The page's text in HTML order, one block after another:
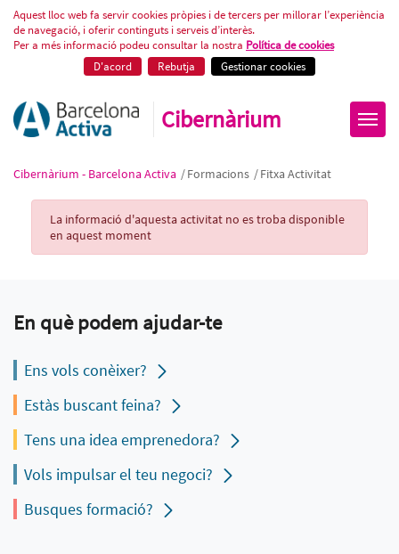
Fitxa Activitat
Aquest lloc web fa servir cookies pròpies i de tercers per millorar l’experiència
de navegació, i oferir continguts i serveis d’interès.
Per a més informació podeu consultar la nostra Política de cookies
D'acord
Rebutja Gestionar cookies
Cibernàrium
Cibernàrium - Barcelona Activa /Formacions /Fitxa Activitat
Activity Record
La informació d'aquesta activitat no es troba disponible
en aquest moment
En què podem ajudar-te
Ens vols conèixer?
Estàs buscant feina?
Tens una idea emprenedora?
Vols impulsar el teu negoci?
Busques formació?